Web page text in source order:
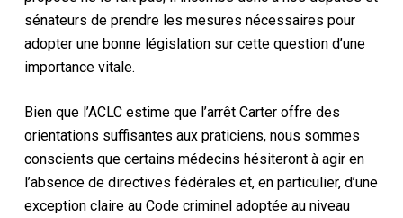
sénateurs de prendre les mesures nécessaires pour
adopter une bonne législation sur cette question d’une
importance vitale.
Bien que l’ACLC estime que l’arrêt Carter offre des
orientations suffisantes aux praticiens, nous sommes
conscients que certains médecins hésiteront à agir en
l’absence de directives fédérales et, en particulier, d’une
exception claire au Code criminel adoptée au niveau